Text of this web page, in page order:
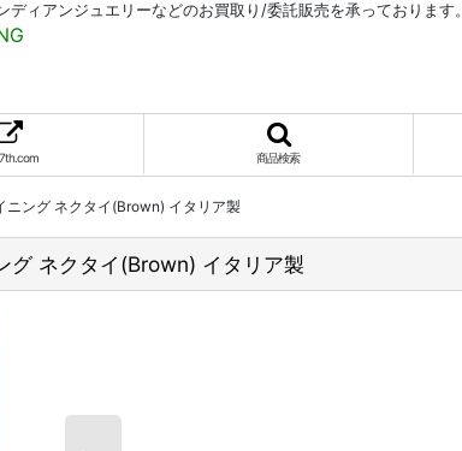
ィアンジュエリーなどのお買取り/委託販売を承っております。
商品検索
ニング ネクタイ(Brown) イタリア製
グ ネクタイ(Brown) イタリア製